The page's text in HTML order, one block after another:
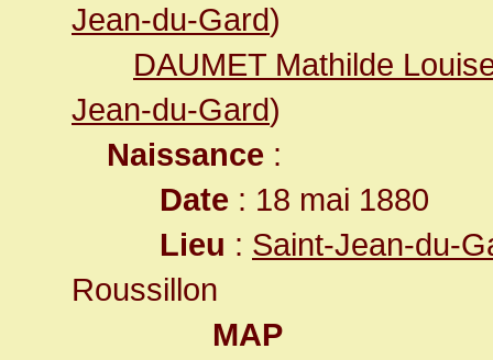
Jean-du-Gard)
DAUMET Mathilde
Jean-du-Gard)
Naissance :
Date : 18 mai 1880
Lieu : Saint-Jean-du-
Roussillon
MAP